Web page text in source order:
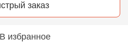
заказ
В избранное